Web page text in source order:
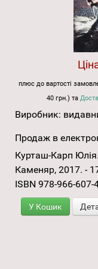
плюс до вартості
40 грн.) та
Виробник:
Продаж в
Курташ-Карп Юлія.
Каменяр, 2017. -
ISBN 978-966-607-
У Кошик